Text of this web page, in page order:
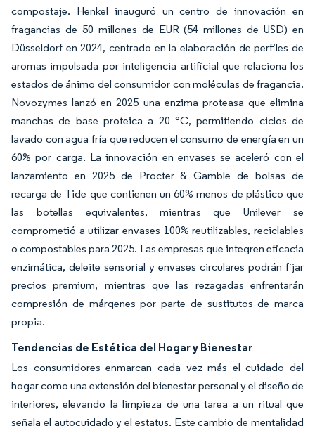
compostaje. Henkel inauguró un centro de innovación en
fragancias de 50 millones de EUR (54 millones de USD) en
Düsseldorf en 2024, centrado en la elaboración de perfiles de
aromas impulsada por inteligencia artificial que relaciona los
estados de ánimo del consumidor con moléculas de fragancia.
Novozymes lanzó en 2025 una enzima proteasa que elimina
manchas de base proteica a 20 °C, permitiendo ciclos de
lavado con agua fría que reducen el consumo de energía en un
60% por carga. La innovación en envases se aceleró con el
lanzamiento en 2025 de Procter & Gamble de bolsas de
recarga de Tide que contienen un 60% menos de plástico que
las botellas equivalentes, mientras que Unilever se
comprometió a utilizar envases 100% reutilizables, reciclables
o compostables para 2025. Las empresas que integren eficacia
enzimática, deleite sensorial y envases circulares podrán fijar
precios premium, mientras que las rezagadas enfrentarán
compresión de márgenes por parte de sustitutos de marca
propia.
Tendencias de Estética del Hogar y Bienestar
Los consumidores enmarcan cada vez más el cuidado del
hogar como una extensión del bienestar personal y el diseño de
interiores, elevando la limpieza de una tarea a un ritual que
señala el autocuidado y el estatus. Este cambio de mentalidad